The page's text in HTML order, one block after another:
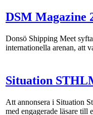
DSM Magazine
Donsö Shipping Meet
internationella arenan, att
Situation
Att annonsera i Situation
med engagerade läsare till